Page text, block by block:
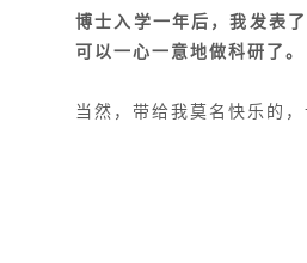
博士入学一年后，我发表
可以一心一意地做科研了。
当然，带给我莫名快乐的